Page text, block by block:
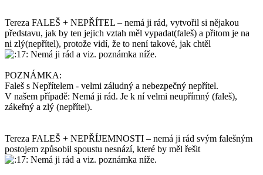
Tereza FALEŠ + NEPŘÍTEL – nemá ji rád, vytvořil si nějakou
představu, jak by ten jejich vztah měl vypadat(faleš) a přitom je na
ni zlý(nepřítel), protože vidí, že to není takové, jak chtěl
Nemá ji rád a viz. poznámka níže.
POZNÁMKA:
Faleš s Nepřítelem - velmi záludný a nebezpečný nepřítel.
V našem případě: Nemá ji rád. Je k ní velmi neupřímný (faleš),
zákeřný a zlý (nepřítel).
Tereza FALEŠ + NEPŘÍJEMNOSTI – nemá ji rád svým falešným
postojem způsobil spoustu nesnází, které by měl řešit
Nemá ji rád a viz. poznámka níže.